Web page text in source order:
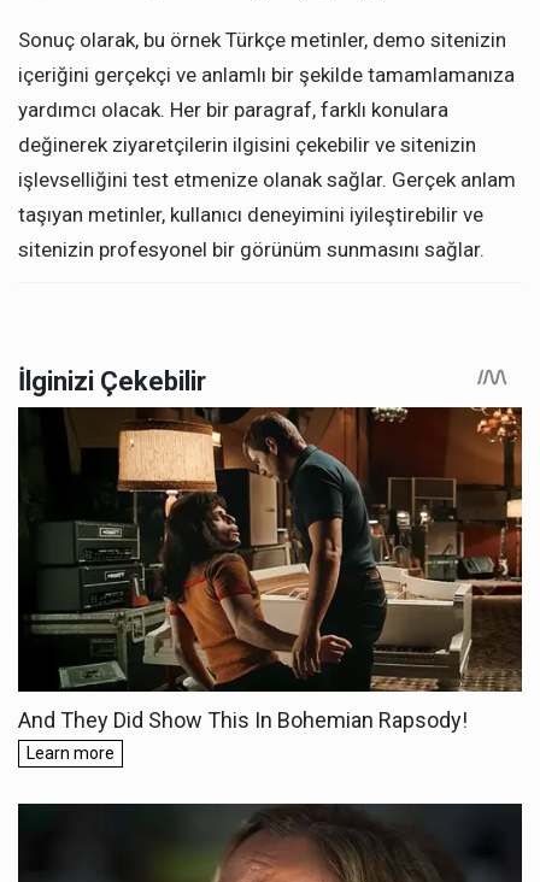
Sonuç olarak, bu örnek Türkçe metinler, demo sitenizin
içeriğini gerçekçi ve anlamlı bir şekilde tamamlamanıza
yardımcı olacak. Her bir paragraf, farklı konulara
değinerek ziyaretçilerin ilgisini çekebilir ve sitenizin
işlevselliğini test etmenize olanak sağlar. Gerçek anlam
taşıyan metinler, kullanıcı deneyimini iyileştirebilir ve
sitenizin profesyonel bir görünüm sunmasını sağlar.